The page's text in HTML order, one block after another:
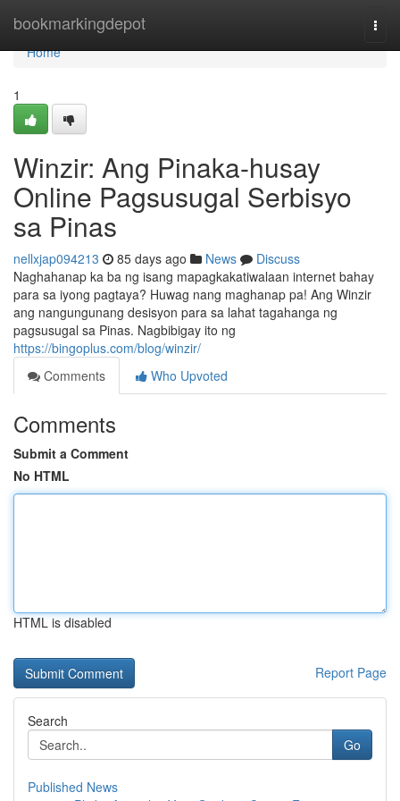
bookmarkingdepot
Home
Home
1
Winzir: Ang Pinaka-husay
Online Pagsusugal Serbisyo
sa Pinas
nellxjap094213 85 days ago News
Discuss
Naghahanap ka ba ng isang mapagkakatiwalaan internet bahay
para sa iyong pagtaya? Huwag nang maghanap pa! Ang Winzir
ang nangungunang desisyon para sa lahat tagahanga ng
pagsusugal sa Pinas. Nagbibigay ito ng
https://bingoplus.com/blog/winzir/
Comments
Who Upvoted
Comments
Submit a Comment
No HTML
HTML is disabled
Report Page
Search
Go
Published News